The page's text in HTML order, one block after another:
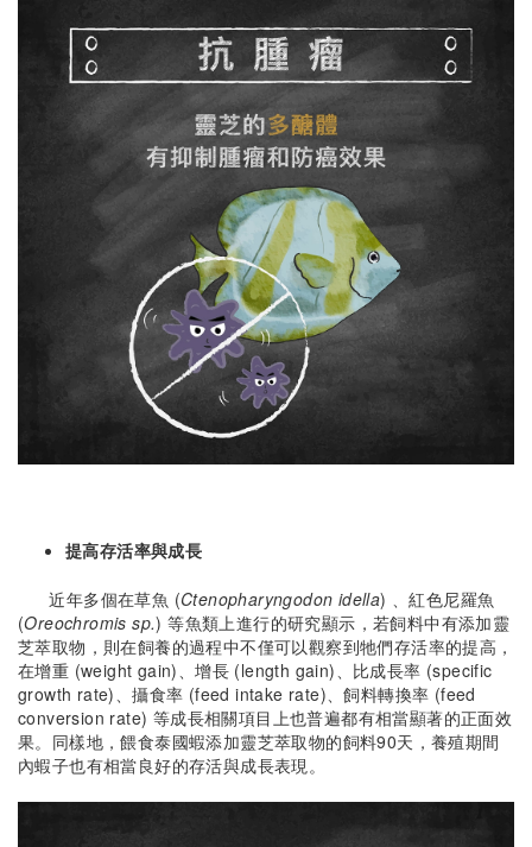
提高存活率與成長
近年多個在草魚 (Ctenopharyngodon idella) 、紅色尼羅魚
(Oreochromis sp.) 等魚類上進行的研究顯示，若飼料中有添加靈
芝萃取物，則在飼養的過程中不僅可以觀察到牠們存活率的提高，
在增重 (weight gain)、增長 (length gain)、比成長率 (specific
growth rate)、攝食率 (feed intake rate)、飼料轉換率 (feed
conversion rate) 等成長相關項目上也普遍都有相當顯著的正面效
果。同樣地，餵食泰國蝦添加靈芝萃取物的飼料90天，養殖期間
內蝦子也有相當良好的存活與成長表現。